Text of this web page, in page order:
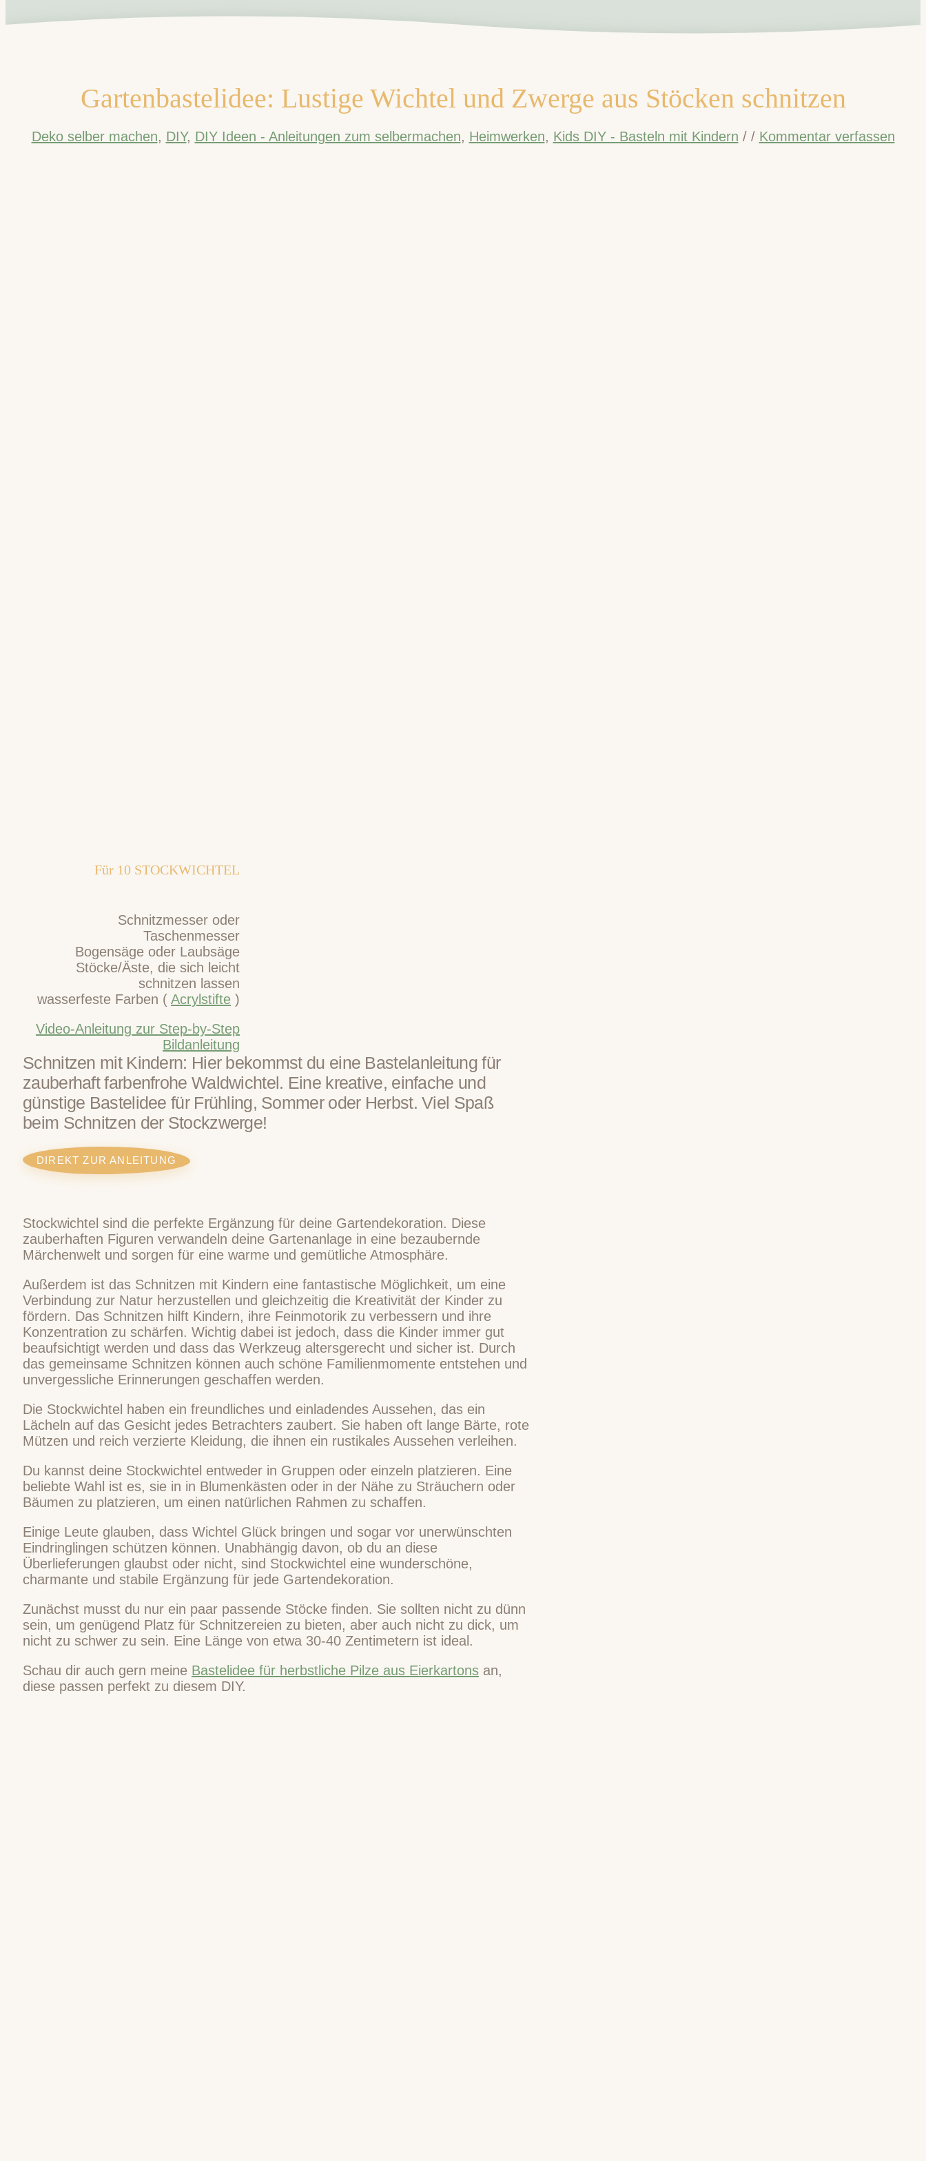
Gartenbastelidee: Lustige Wichtel und Zwerge aus Stöcken schnitzen
Deko selber machen, DIY, DIY Ideen - Anleitungen zum selbermachen, Heimwerken, Kids DIY - Basteln mit Kindern / / Kommentar verfassen
Für 10 STOCKWICHTEL
Schnitzmesser oder
Taschenmesser
Bogensäge oder Laubsäge
Stöcke/Äste, die sich leicht
schnitzen lassen
wasserfeste Farben ( Acrylstifte )
Video-Anleitung zur Step-by-Step
Bildanleitung
Schnitzen mit Kindern: Hier bekommst du eine Bastelanleitung für
zauberhaft farbenfrohe Waldwichtel. Eine kreative, einfache und
günstige Bastelidee für Frühling, Sommer oder Herbst. Viel Spaß
beim Schnitzen der Stockzwerge!
DIREKT ZUR ANLEITUNG
Stockwichtel sind die perfekte Ergänzung für deine Gartendekoration. Diese
zauberhaften Figuren verwandeln deine Gartenanlage in eine bezaubernde
Märchenwelt und sorgen für eine warme und gemütliche Atmosphäre.
Außerdem ist das Schnitzen mit Kindern eine fantastische Möglichkeit, um eine
Verbindung zur Natur herzustellen und gleichzeitig die Kreativität der Kinder zu
fördern. Das Schnitzen hilft Kindern, ihre Feinmotorik zu verbessern und ihre
Konzentration zu schärfen. Wichtig dabei ist jedoch, dass die Kinder immer gut
beaufsichtigt werden und dass das Werkzeug altersgerecht und sicher ist. Durch
das gemeinsame Schnitzen können auch schöne Familienmomente entstehen und
unvergessliche Erinnerungen geschaffen werden.
Die Stockwichtel haben ein freundliches und einladendes Aussehen, das ein
Lächeln auf das Gesicht jedes Betrachters zaubert. Sie haben oft lange Bärte, rote
Mützen und reich verzierte Kleidung, die ihnen ein rustikales Aussehen verleihen.
Du kannst deine Stockwichtel entweder in Gruppen oder einzeln platzieren. Eine
beliebte Wahl ist es, sie in in Blumenkästen oder in der Nähe zu Sträuchern oder
Bäumen zu platzieren, um einen natürlichen Rahmen zu schaffen.
Einige Leute glauben, dass Wichtel Glück bringen und sogar vor unerwünschten
Eindringlingen schützen können. Unabhängig davon, ob du an diese
Überlieferungen glaubst oder nicht, sind Stockwichtel eine wunderschöne,
charmante und stabile Ergänzung für jede Gartendekoration.
Zunächst musst du nur ein paar passende Stöcke finden. Sie sollten nicht zu dünn
sein, um genügend Platz für Schnitzereien zu bieten, aber auch nicht zu dick, um
nicht zu schwer zu sein. Eine Länge von etwa 30-40 Zentimetern ist ideal.
Schau dir auch gern meine Bastelidee für herbstliche Pilze aus Eierkartons an,
diese passen perfekt zu diesem DIY.